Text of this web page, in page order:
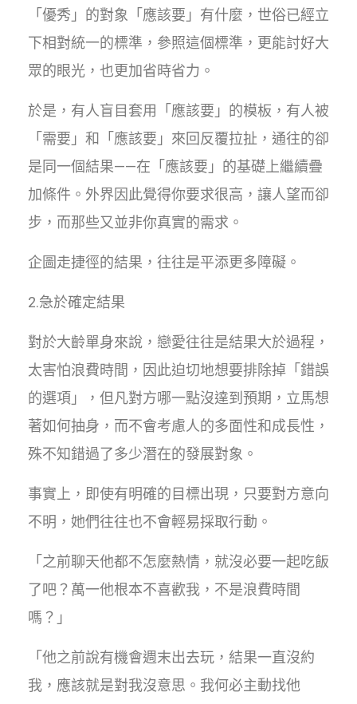
「優秀」的對象「應該要」有什麼，世俗已經立
下相對統一的標準，參照這個標準，更能討好大
眾的眼光，也更加省時省力。
於是，有人盲目套用「應該要」的模板，有人被
「需要」和「應該要」來回反覆拉扯，通往的卻
是同一個結果——在「應該要」的基礎上繼續疊
加條件。外界因此覺得你要求很高，讓人望而卻
步，而那些又並非你真實的需求。
企圖走捷徑的結果，往往是平添更多障礙。
2.急於確定結果
對於大齡單身來說，戀愛往往是結果大於過程，
太害怕浪費時間，因此迫切地想要排除掉「錯誤
的選項」，但凡對方哪一點沒達到預期，立馬想
著如何抽身，而不會考慮人的多面性和成長性，
殊不知錯過了多少潛在的發展對象。
事實上，即使有明確的目標出現，只要對方意向
不明，她們往往也不會輕易採取行動。
「之前聊天他都不怎麼熱情，就沒必要一起吃飯
了吧？萬一他根本不喜歡我，不是浪費時間
嗎？」
「他之前說有機會週末出去玩，結果一直沒約
我，應該就是對我沒意思。我何必主動找他